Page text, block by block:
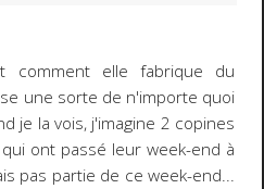
comment elle fabrique du
une sorte de n'importe quoi
je la vois, j'imagine 2 copines
ont passé leur week-end à
pas partie de ce week-end...